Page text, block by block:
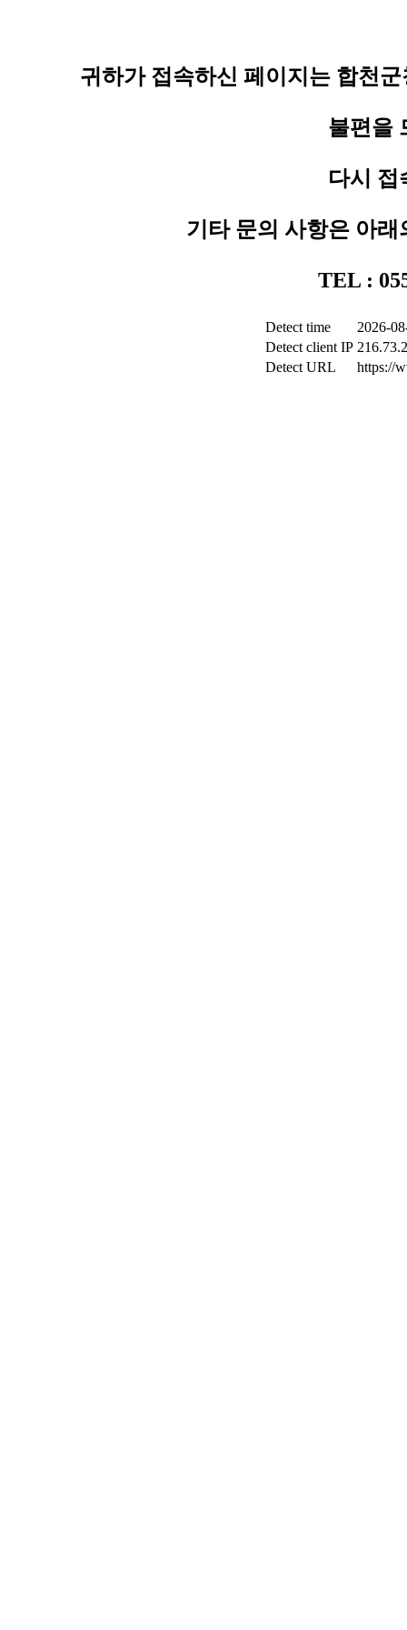
귀하가 접속하신 페이지는 합천
불편을
다시 접
기타 문의 사항은 아
TEL :
Detect time
2026-
Detect client IP
Detect URL
https://